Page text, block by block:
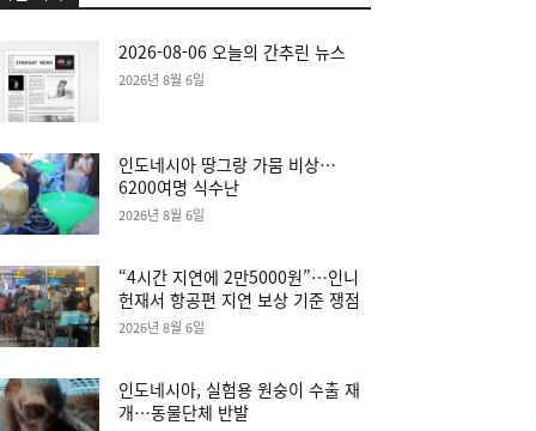
2026-08-06 오늘의 간추린 뉴스
2026년 8월 6일
인도네시아 땅그랑 가뭄 비상…
6200여명 식수난
2026년 8월 6일
“4시간 지연에 2만5000원”…인니
헌재서 항공편 지연 보상 기준 쟁점
2026년 8월 6일
인도네시아, 실험용 원숭이 수출 재
개…동물단체 반발